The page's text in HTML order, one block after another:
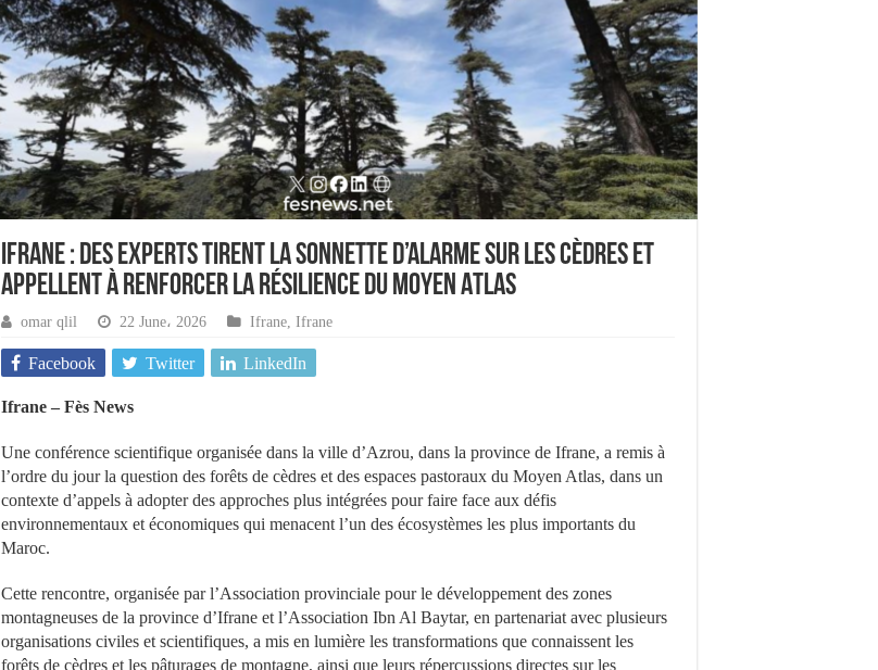
Ifrane : des experts tirent la sonnette d’alarme sur les cèdres et
appellent à renforcer la résilience du Moyen Atlas
omar qlil 22 June، 2026 Ifrane, Ifrane
Facebook Twitter LinkedIn
Ifrane – Fès News
Une conférence scientifique organisée dans la ville d’Azrou, dans la province de Ifrane, a remis à
l’ordre du jour la question des forêts de cèdres et des espaces pastoraux du Moyen Atlas, dans un
contexte d’appels à adopter des approches plus intégrées pour faire face aux défis
environnementaux et économiques qui menacent l’un des écosystèmes les plus importants du
Maroc.
Cette rencontre, organisée par l’Association provinciale pour le développement des zones
montagneuses de la province d’Ifrane et l’Association Ibn Al Baytar, en partenariat avec plusieurs
organisations civiles et scientifiques, a mis en lumière les transformations que connaissent les
forêts de cèdres et les pâturages de montagne, ainsi que leurs répercussions directes sur les